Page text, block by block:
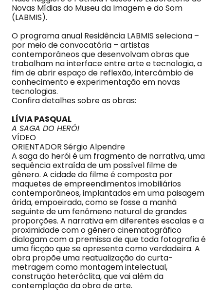
Novas Mídias do Museu da Imagem e do Som
(LABMIS).
O programa anual Residência LABMIS seleciona –
por meio de convocatória – artistas
contemporâneos que desenvolvam obras que
trabalham na interface entre arte e tecnologia, a
fim de abrir espaço de reflexão, intercâmbio de
conhecimento e experimentação em novas
tecnologias.
Confira detalhes sobre as obras:
LÍVIA PASQUAL
A SAGA DO HERÓI
VÍDEO
ORIENTADOR Sérgio Alpendre
A saga do herói é um fragmento de narrativa, uma
sequência extraída de um possível filme de
gênero. A cidade do filme é composta por
maquetes de empreendimentos imobiliários
contemporâneos, implantados em uma paisagem
árida, empoeirada, como se fosse a manhã
seguinte de um fenômeno natural de grandes
proporções. A narrativa em diferentes escalas e a
proximidade com o gênero cinematográfico
dialogam com a premissa de que toda fotografia é
uma ficção que se apresenta como verdadeira. A
obra propõe uma reatualização do curta-
metragem como montagem intelectual,
construção heteróclita, que vai além da
contemplação da obra de arte.